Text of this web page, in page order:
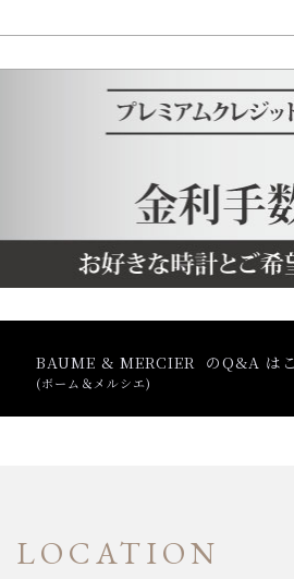
BAUME & MERCIER のQ&A は
(ボーム＆メルシエ)
LOCATION